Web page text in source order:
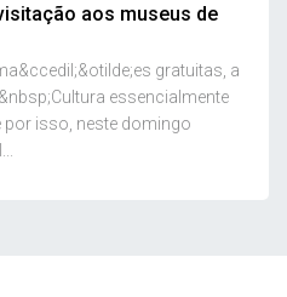
aos museus de
gratuitas, a
essencialmente
por isso, neste domingo